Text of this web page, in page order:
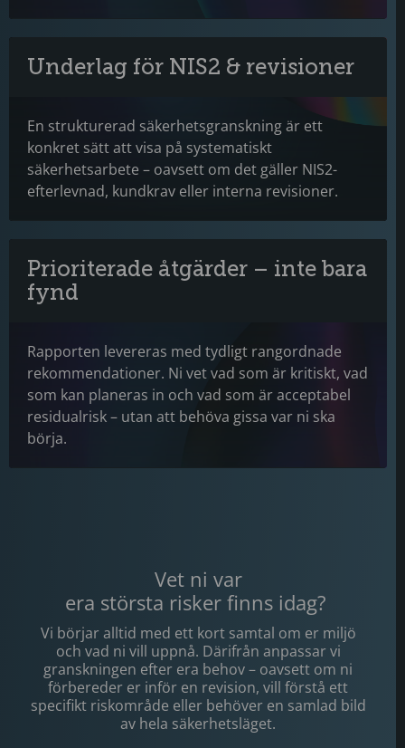
Underlag för NIS2 & revisioner
En strukturerad säkerhetsgranskning är ett
konkret sätt att visa på systematiskt
säkerhetsarbete – oavsett om det gäller NIS2-
efterlevnad, kundkrav eller interna revisioner.
Prioriterade åtgärder – inte bara
fynd
Rapporten levereras med tydligt rangordnade
rekommendationer. Ni vet vad som är kritiskt, vad
som kan planeras in och vad som är acceptabel
residualrisk – utan att behöva gissa var ni ska
börja.
Vet ni var
era största risker finns idag?
Vi börjar alltid med ett kort samtal om er miljö
och vad ni vill uppnå. Därifrån anpassar vi
granskningen efter era behov – oavsett om ni
förbereder er inför en revision, vill förstå ett
specifikt riskområde eller behöver en samlad bild
av hela säkerhetsläget.